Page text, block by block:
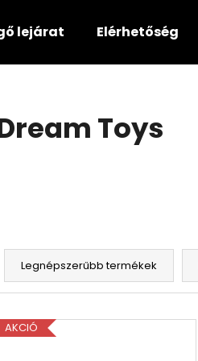
lejárat Elérhetőség
Toys
T
Legnépszerűbb termékek
AKCIÓ